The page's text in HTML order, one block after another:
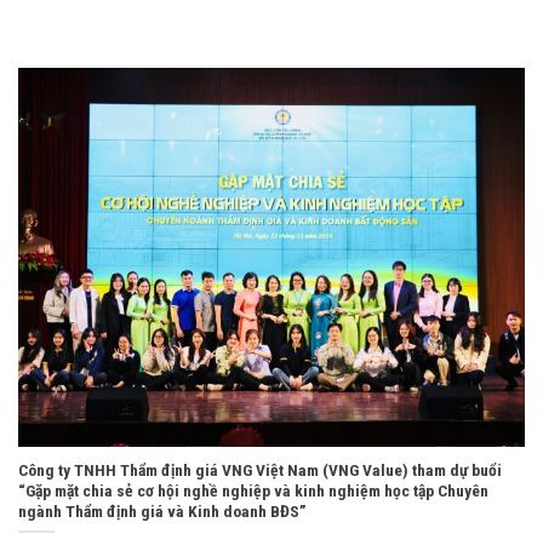
Công ty TNHH Thẩm định giá VNG Việt Nam (VNG Value) tham dự buổi
“Gặp mặt chia sẻ cơ hội nghề nghiệp và kinh nghiệm học tập Chuyên
ngành Thẩm định giá và Kinh doanh BĐS”